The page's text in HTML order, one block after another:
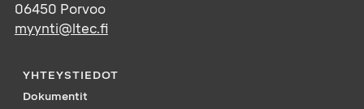
06450 Porvoo
myynti@ltec.fi
YHTEYSTIEDOT
Dokumentit